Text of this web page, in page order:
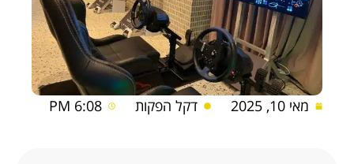
מאי 10, 2025 דקל הפקות 6:08 PM